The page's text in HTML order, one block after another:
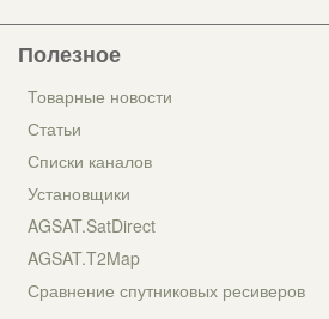
Полезное
Товарные новости
Статьи
Списки каналов
Установщики
AGSAT.SatDirect
AGSAT.T2Map
Сравнение спутниковых ресиверов